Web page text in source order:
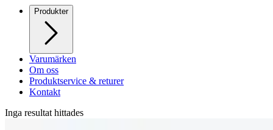
Produkter
Varumärken
Om oss
Produktservice & returer
Kontakt
Inga resultat hittades